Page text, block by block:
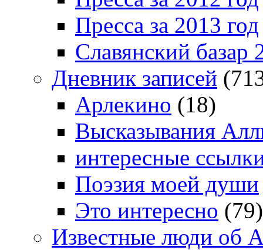
Пресса за 2013 год
Славянский базар
Дневник записей
Арлекино (18)
Высказывания
интересные
Поэзия моей души
Это интересно (79)
Известные люди об